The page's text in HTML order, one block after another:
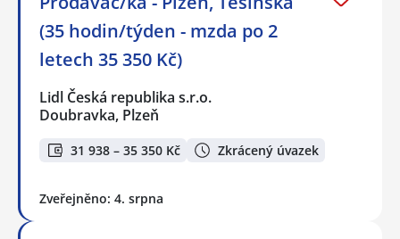
(35 hodin/týden - mzda po 2
letech 35 350 Kč)
Lidl Česká republika s.r.o.
Doubravka, Plzeň
31 938 – 35 350 Kč Zkrácený úvazek
Zveřejněno: 4. srpna